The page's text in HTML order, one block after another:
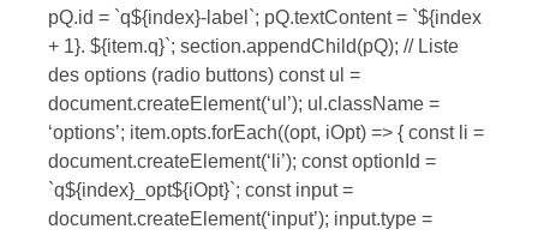
pQ.id = `q${index}-label`; pQ.textContent = `${index
+ 1}. ${item.q}`; section.appendChild(pQ); // Liste
des options (radio buttons) const ul =
document.createElement(‘ul’); ul.className =
‘options’; item.opts.forEach((opt, iOpt) => { const li =
document.createElement(‘li’); const optionId =
`q${index}_opt${iOpt}`; const input =
document.createElement(‘input’); input.type =